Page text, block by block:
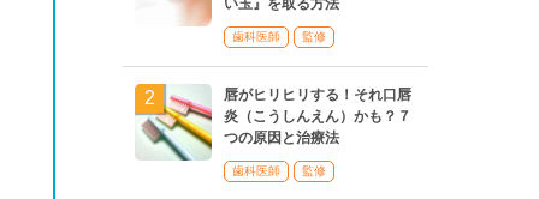
い玉』を取る方法
歯科医師 監修
唇がヒリヒリする！それ口唇
炎（こうしんえん）かも？７
つの原因と治療法
歯科医師 監修